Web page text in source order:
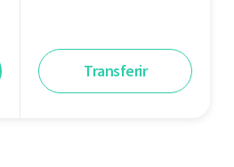
Transferir